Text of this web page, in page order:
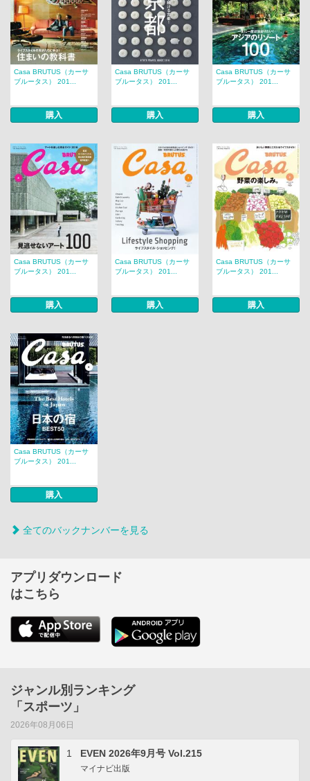
Casa BRUTUS（カーサ
ブルータス） 201...
購入
Casa BRUTUS（カーサ
ブルータス） 201...
購入
Casa BRUTUS（カーサ
ブルータス） 201...
購入
Casa BRUTUS（カーサ
ブルータス） 201...
購入
Casa BRUTUS（カーサ
ブルータス） 201...
購入
Casa BRUTUS（カーサ
ブルータス） 201...
購入
Casa BRUTUS（カーサ
ブルータス） 201...
購入
全てのバックナンバーを見る
アプリダウンロード
はこちら
ジャンル別ランキング
「スポーツ」
2026年08月06日
1 EVEN 2026年9月号 Vol.215
マイナビ出版